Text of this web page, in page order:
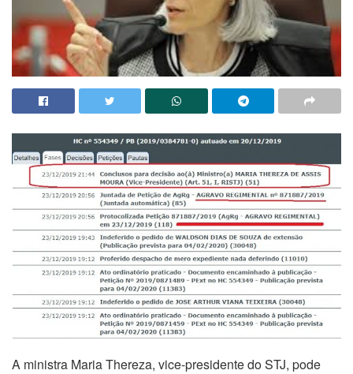
A ministra Maria Thereza, vice-presidente do STJ, pode